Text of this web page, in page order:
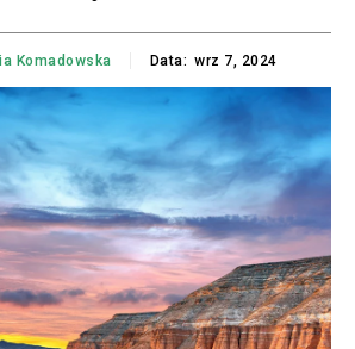
Komadowska Data: wrz 7, 2024